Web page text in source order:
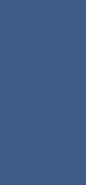
aj
kľúčových